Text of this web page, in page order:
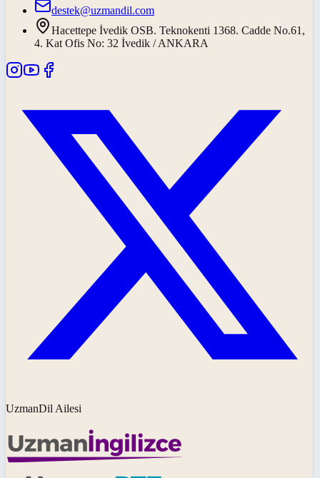
destek@uzmandil.com
Hacettepe İvedik OSB. Teknokenti 1368. Cadde No.61,
4. Kat Ofis No: 32 İvedik / ANKARA
UzmanDil Ailesi